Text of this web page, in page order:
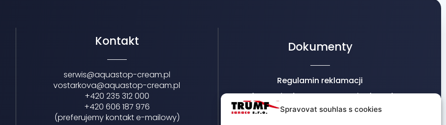
Spravovat souhlas s cookies
Kontakt
serwis@aquastop-cream.pl
vostarkova@aquastop-cream.pl
+420 235 312 000
+420 606 187 976
(preferujemy kontakt e-mailowy)
Dokumenty
Regulamin reklamacji
Informacje dot. przetwarzania danych
osobowych